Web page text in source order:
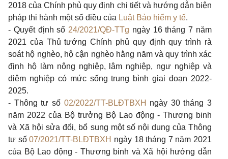
2018 của Chính phủ quy định chi tiết và hướng dẫn biện
pháp thi hành một số điều của Luật Bảo hiểm y tế.
- Quyết định số 24/2021/QĐ-TTg ngày 16 tháng 7 năm
2021 của Thủ tướng Chính phủ quy định quy trình rà
soát hộ nghèo, hộ cận nghèo hằng năm và quy trình xác
định hộ làm nông nghiệp, lâm nghiệp, ngư nghiệp và
diêm nghiệp có mức sống trung bình giai đoạn 2022-
2025.
- Thông tư số 02/2022/TT-BLĐTBXH ngày 30 tháng 3
năm 2022 của Bộ trưởng Bộ Lao động - Thương binh
và Xã hội sửa đổi, bổ sung một số nội dung của Thông
tư số07/2021/TT-BLĐTBXH ngày 18 tháng 7 năm 2021
của Bộ Lao động - Thương binh và Xã hội hướng dẫn